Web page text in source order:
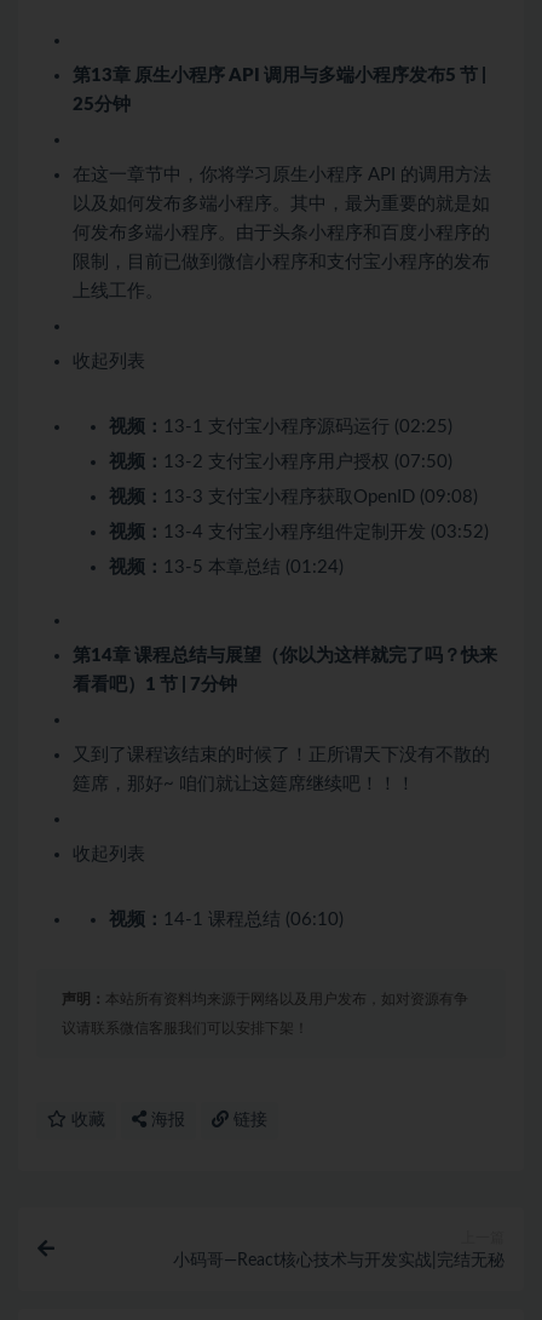
第13章 原生小程序 API 调用与多端小程序发布5 节 |
25分钟
在这一章节中，你将学习原生小程序 API 的调用方法
以及如何发布多端小程序。其中，最为重要的就是如
何发布多端小程序。由于头条小程序和百度小程序的
限制，目前已做到微信小程序和支付宝小程序的发布
上线工作。
收起列表
视频： 13-1 支付宝小程序源码运行 (02:25)
视频： 13-2 支付宝小程序用户授权 (07:50)
视频： 13-3 支付宝小程序获取OpenID (09:08)
视频： 13-4 支付宝小程序组件定制开发 (03:52)
视频： 13-5 本章总结 (01:24)
第14章 课程总结与展望（你以为这样就完了吗？快来
看看吧） 1 节 | 7分钟
又到了课程该结束的时候了！正所谓天下没有不散的
筵席，那好~ 咱们就让这筵席继续吧！！！
收起列表
视频： 14-1 课程总结 (06:10)
声明： 本站所有资料均来源于网络以及用户发布，如对资源有争
议请联系微信客服我们可以安排下架！
收藏 海报 链接
小码哥—React核心技术与开发实战|完结无秘